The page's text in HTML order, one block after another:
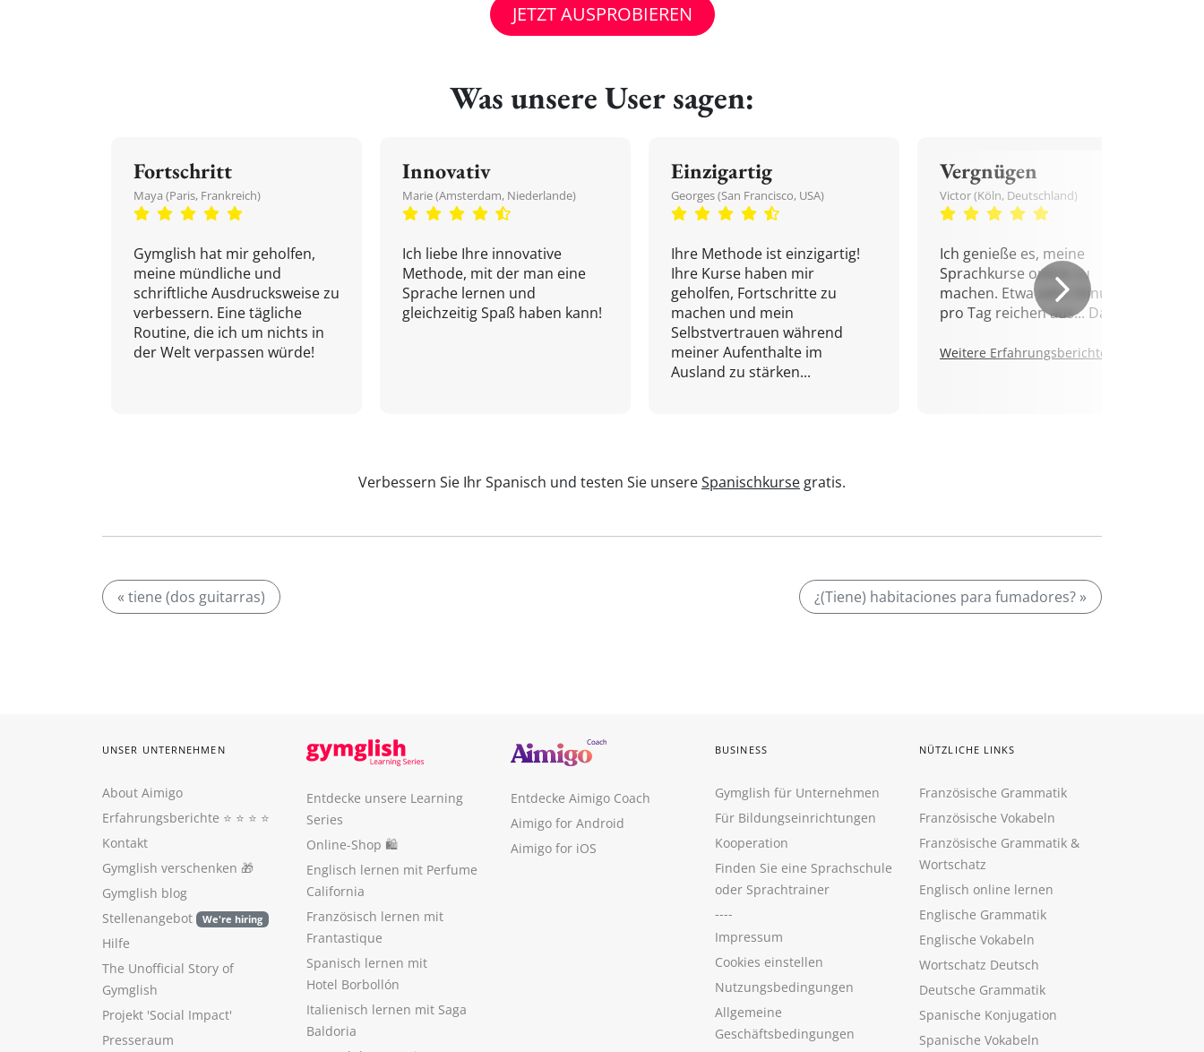
JETZT AUSPROBIEREN
Was unsere User sagen:
Fortschritt
Maya (Paris, Frankreich)
Gymglish hat mir geholfen,
meine mündliche und
schriftliche Ausdrucksweise zu
verbessern. Eine tägliche
Routine, die ich um nichts in
der Welt verpassen würde!
Innovativ
Marie (Amsterdam, Niederlande)
Ich liebe Ihre innovative
Methode, mit der man eine
Sprache lernen und
gleichzeitig Spaß haben kann!
Einzigartig
Georges (San Francisco, USA)
Ihre Methode ist einzigartig!
Ihre Kurse haben mir
geholfen, Fortschritte zu
machen und mein
Selbstvertrauen während
meiner Aufenthalte im
Ausland zu stärken...
Vergnügen
Victor (Köln, Deutschland)
Ich genieße es, meine
Sprachkurse online zu
machen. Etwa zehn Minuten
pro Tag reichen aus... Danke!
Weitere Erfahrungsberichte.
Verbessern Sie Ihr Spanisch und testen Sie unsereSpanischkurse gratis.
« tiene (dos guitarras) ¿(Tiene) habitaciones para fumadores? »
UNSER UNTERNEHMEN
About Aimigo
Erfahrungsberichte ⭐️ ⭐️ ⭐️ ⭐️
Kontakt
Gymglish verschenken 🎁
Gymglish blog
Stellenangebot
We're hiring
Hilfe
The Unofficial Story of
Gymglish
Projekt 'Social Impact'
Presseraum
Entdecke unsere Learning
Series
Online-Shop 🛍
Englisch lernen mit Perfume
California
Französisch lernen mit
Frantastique
Spanisch lernen mit
Hotel Borbollón
Italienisch lernen mit Saga
Baldoria
Entdecke Aimigo Coach
Aimigo for Android
Aimigo for iOS
BUSINESS
Gymglish für Unternehmen
Für Bildungseinrichtungen
Kooperation
Finden Sie eine Sprachschule
oder Sprachtrainer
----
Impressum
Cookies einstellen
Nutzungsbedingungen
Allgemeine
Geschäftsbedingungen
NÜTZLICHE LINKS
Französische Grammatik
Französische Vokabeln
Französische Grammatik &
Wortschatz
Englisch online lernen
Englische Grammatik
Englische Vokabeln
Wortschatz Deutsch
Deutsche Grammatik
Spanische Konjugation
Spanische Vokabeln